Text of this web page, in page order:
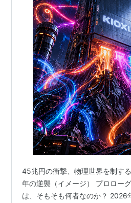
45兆円の衝撃、物理世界を制す
年の逆襲（イメージ） プロロー
は、そもそも何者なのか？ 2026